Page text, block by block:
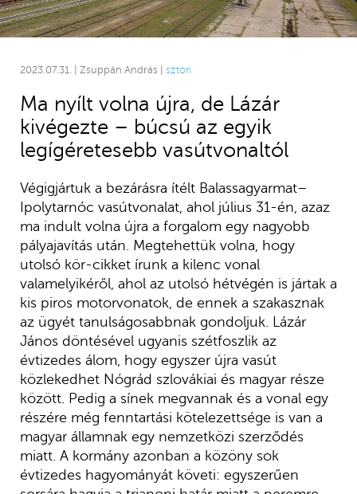
2023.07.31. | Zsuppán András | sztori
Ma nyílt volna újra, de Lázár
kivégezte – búcsú az egyik
legígéretesebb vasútvonaltól
Végigjártuk a bezárásra ítélt Balassagyarmat–
Ipolytarnóc vasútvonalat, ahol július 31-én, azaz
ma indult volna újra a forgalom egy nagyobb
pályajavítás után. Megtehettük volna, hogy
utolsó kör-cikket írunk a kilenc vonal
valamelyikéről, ahol az utolsó hétvégén is jártak a
kis piros motorvonatok, de ennek a szakasznak
az ügyét tanulságosabbnak gondoljuk. Lázár
János döntésével ugyanis szétfoszlik az
évtizedes álom, hogy egyszer újra vasút
közlekedhet Nógrád szlovákiai és magyar része
között. Pedig a sínek megvannak és a vonal egy
részére még fenntartási kötelezettsége is van a
magyar államnak egy nemzetközi szerződés
miatt. A kormány azonban a közöny sok
évtizedes hagyományát követi: egyszerűen